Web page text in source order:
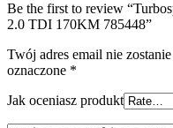
Be the first to review
2.0 TDI 170KM 785448”
Twój adres email nie
oznaczone *
Jak oceniasz produkt